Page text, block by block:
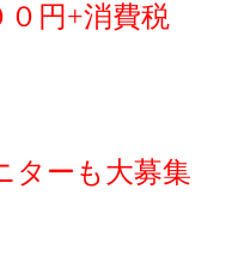
０円+消費税
ーも大募集